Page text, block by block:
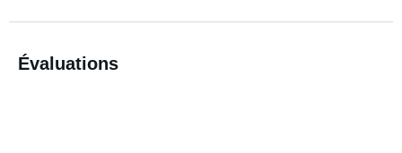
Évaluations